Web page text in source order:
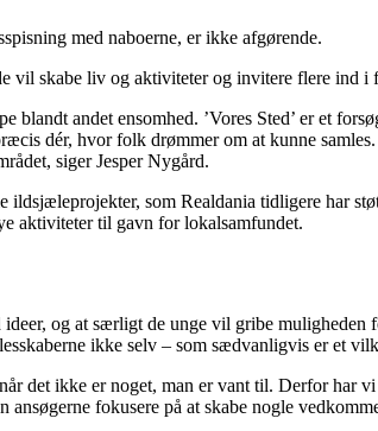
med naboerne, er ikke afgørende.
vil skabe liv og aktiviteter og invitere flere ind
andet ensomhed. ’Vores Sted’ er et
dér, hvor folk drømmer om at kunne
siger Jesper Nygård.
ildsjæleprojekter, som Realdania tidligere har
aktiviteter til gavn for lokalsamfundet.
og at særligt de unge vil gribe
ikke selv – som sædvanligvis er et
det ikke er noget, man er vant til. Derfor
fokusere på at skabe nogle